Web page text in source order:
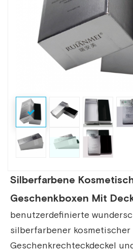
Silberfarbene
Geschenkboxen Mit
benutzerdefinierte
silberfarbener kosmetischer
Geschenkrechteckdeckel